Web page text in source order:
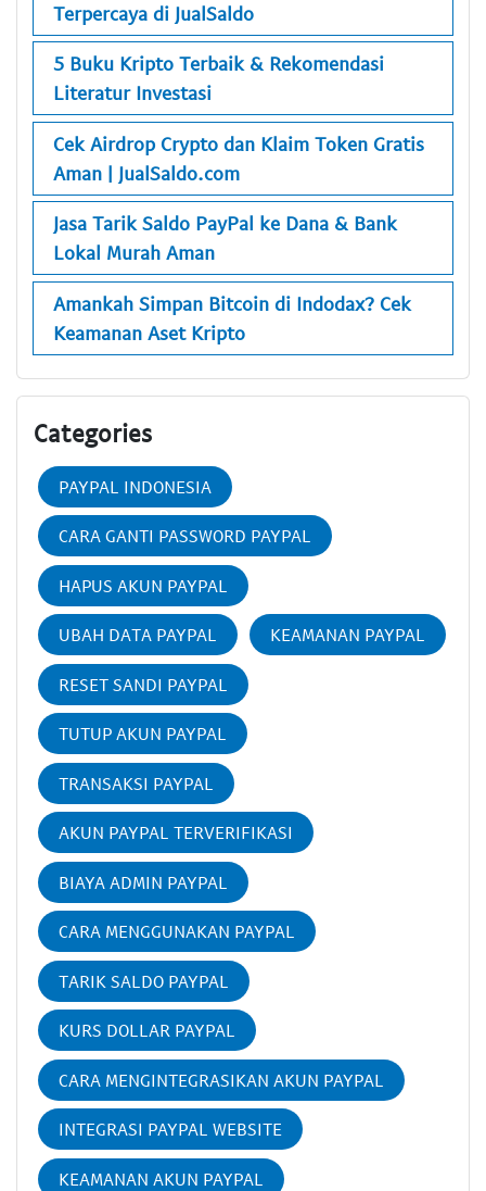
Terpercaya di JualSaldo
5 Buku Kripto Terbaik & Rekomendasi
Literatur Investasi
Cek Airdrop Crypto dan Klaim Token Gratis
Aman | JualSaldo.com
Jasa Tarik Saldo PayPal ke Dana & Bank
Lokal Murah Aman
Amankah Simpan Bitcoin di Indodax? Cek
Keamanan Aset Kripto
Categories
PAYPAL INDONESIA
CARA GANTI PASSWORD PAYPAL
HAPUS AKUN PAYPAL
UBAH DATA PAYPAL KEAMANAN PAYPAL
RESET SANDI PAYPAL
TUTUP AKUN PAYPAL
TRANSAKSI PAYPAL
AKUN PAYPAL TERVERIFIKASI
BIAYA ADMIN PAYPAL
CARA MENGGUNAKAN PAYPAL
TARIK SALDO PAYPAL
KURS DOLLAR PAYPAL
CARA MENGINTEGRASIKAN AKUN PAYPAL
INTEGRASI PAYPAL WEBSITE
KEAMANAN AKUN PAYPAL